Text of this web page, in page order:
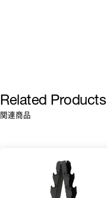
Related Products
関連商品